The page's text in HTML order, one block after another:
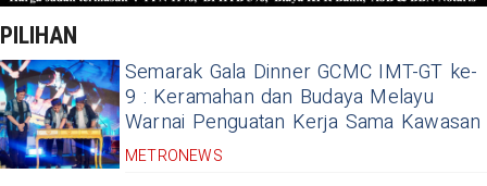
PILIHAN
Semarak Gala Dinner GCMC IMT-GT ke-
9 : Keramahan dan Budaya Melayu
Warnai Penguatan Kerja Sama Kawasan
METRONEWS